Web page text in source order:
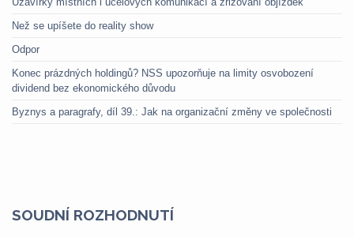
Než se upíšete do reality show
Odpor
Konec prázdných holdingů? NSS upozorňuje na limity osvobození
dividend bez ekonomického důvodu
Byznys a paragrafy, díl 39.: Jak na organizační změny ve společnosti
SOUDNÍ ROZHODNUTÍ